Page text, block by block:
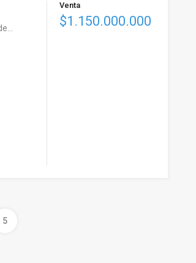
Venta
$1.150.000.000
5